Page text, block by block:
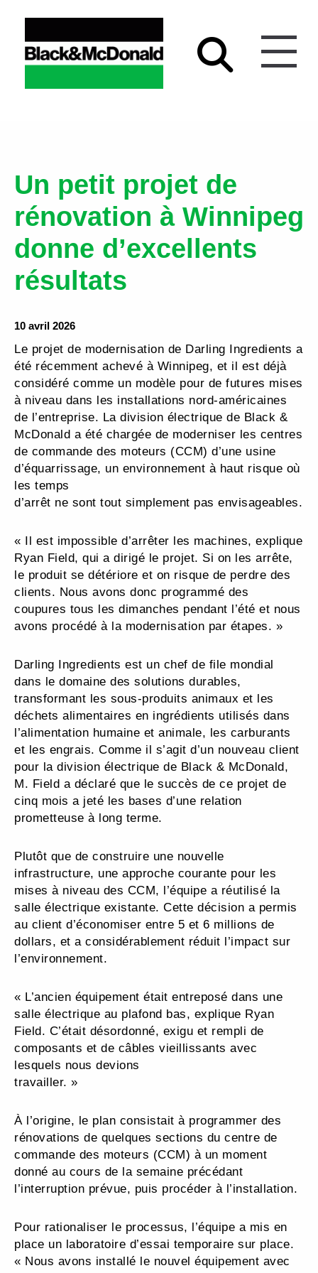
Un petit projet de
rénovation à Winnipeg
donne d’excellents
résultats
10 avril 2026
Le projet de modernisation de Darling Ingredients a
été récemment achevé à Winnipeg, et il est déjà
considéré comme un modèle pour de futures mises
à niveau dans les installations nord-américaines
de l’entreprise. La division électrique de Black &
McDonald a été chargée de moderniser les centres
de commande des moteurs (CCM) d’une usine
d’équarrissage, un environnement à haut risque où
les temps
d’arrêt ne sont tout simplement pas envisageables.
« Il est impossible d’arrêter les machines, explique
Ryan Field, qui a dirigé le projet. Si on les arrête,
le produit se détériore et on risque de perdre des
clients. Nous avons donc programmé des
coupures tous les dimanches pendant l’été et nous
avons procédé à la modernisation par étapes. »
Darling Ingredients est un chef de file mondial
dans le domaine des solutions durables,
transformant les sous-produits animaux et les
déchets alimentaires en ingrédients utilisés dans
l’alimentation humaine et animale, les carburants
et les engrais. Comme il s’agit d’un nouveau client
pour la division électrique de Black & McDonald,
M. Field a déclaré que le succès de ce projet de
cinq mois a jeté les bases d’une relation
prometteuse à long terme.
Plutôt que de construire une nouvelle
infrastructure, une approche courante pour les
mises à niveau des CCM, l’équipe a réutilisé la
salle électrique existante. Cette décision a permis
au client d’économiser entre 5 et 6 millions de
dollars, et a considérablement réduit l’impact sur
l’environnement.
« L’ancien équipement était entreposé dans une
salle électrique au plafond bas, explique Ryan
Field. C’était désordonné, exigu et rempli de
composants et de câbles vieillissants avec
lesquels nous devions
travailler. »
À l’origine, le plan consistait à programmer des
rénovations de quelques sections du centre de
commande des moteurs (CCM) à un moment
donné au cours de la semaine précédant
l’interruption prévue, puis procéder à l’installation.
Pour rationaliser le processus, l’équipe a mis en
place un laboratoire d’essai temporaire sur place.
« Nous avons installé le nouvel équipement avec